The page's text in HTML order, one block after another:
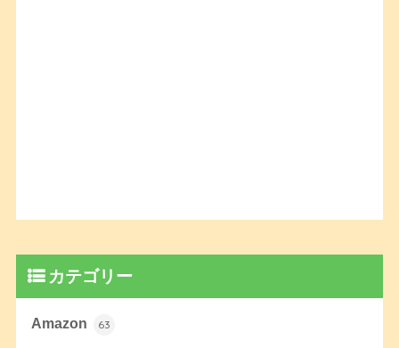
カテゴリー
Amazon 63